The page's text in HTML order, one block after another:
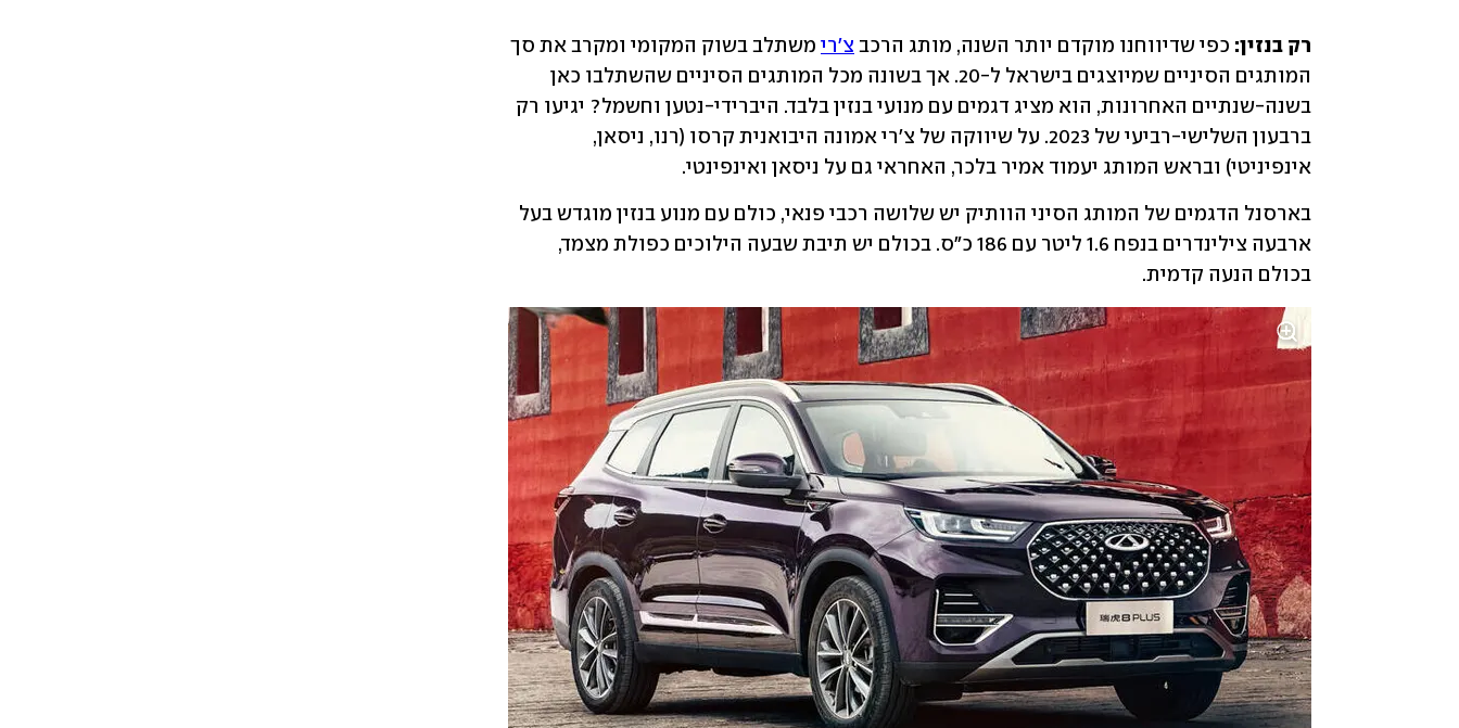
רק בנזין: כפי שדיווחנו מוקדם יותר השנה, מותג הרכב צ'רי
אינפיניטי) ובראש המותג יעמוד אמיר בלכר, האחראי גם על ניסאן ואינפינטי.
בכולם הנעה קדמית.